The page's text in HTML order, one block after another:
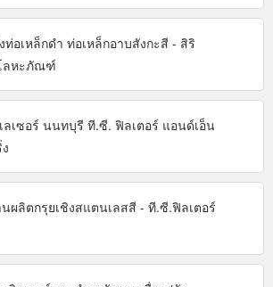
ท่อเหล็กดำ ท่อเหล็กอาบสังกะสี - สิริ
หะภัณฑ์
ลเซอร์ นนทบุรี ที.ซี. ฟิลเตอร์ แอนด์เอ็น
นผลิตกรุยเชิงสแตนเลสสี - ที.ซี.ฟิลเตอร์